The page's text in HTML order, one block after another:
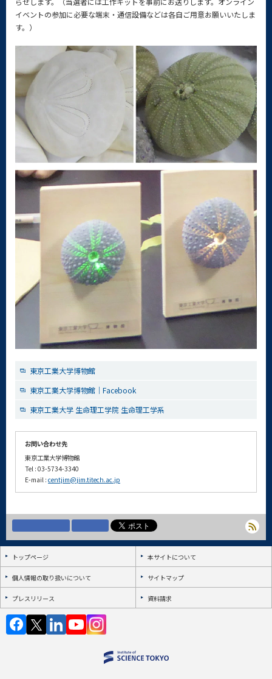
イベントの参加に必要な端末・通信設備などは各自ご用意お願いいたしま
す。）
東京工業大学博物館
東京工業大学博物館｜Facebook
東京工業大学 生命理工学院 生命理工学系
お問い合わせ先
東京工業大学博物館
Tel : 03-5734-3340
E-mail : centjim@jim.titech.ac.jp
トップページ 本サイトについて
個人情報の取り扱いについて サイトマップ
プレスリリース 資料請求